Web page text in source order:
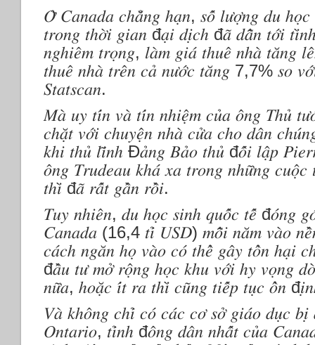
𝑂̛̉ 𝐶𝑎𝑛𝑎𝑑𝑎 𝑐ℎ𝑎̆̉𝑛𝑔 ℎ𝑎̣𝑛, 𝑠𝑜̂́ 𝑙𝑢̛𝑜̛̣𝑛𝑔 𝑑𝑢 ℎ𝑜̣𝑐
𝑡𝑟𝑜𝑛𝑔 𝑡ℎ𝑜̛̀𝑖 𝑔𝑖𝑎𝑛 đ𝑎̣𝑖 𝑑𝑖̣𝑐ℎ đ𝑎̃ 𝑑𝑎̂̃𝑛 𝑡𝑜̛́𝑖
𝑛𝑔ℎ𝑖𝑒̂𝑚 𝑡𝑟𝑜̣𝑛𝑔, 𝑙𝑎̀𝑚 𝑔𝑖𝑎́ 𝑡ℎ𝑢𝑒̂ 𝑛ℎ𝑎̀ 𝑡𝑎̆𝑛𝑔
𝑡ℎ𝑢𝑒̂ 𝑛ℎ𝑎̀ 𝑡𝑟𝑒̂𝑛 𝑐𝑎̉ 𝑛𝑢̛𝑜̛́𝑐 𝑡𝑎̆𝑛𝑔 7,7% 𝑠𝑜
𝑆𝑡𝑎𝑡𝑠𝑐𝑎𝑛.
𝑀𝑎̀ 𝑢𝑦 𝑡𝑖́𝑛 𝑣𝑎̀ 𝑡𝑖́𝑛 𝑛ℎ𝑖𝑒̣̂𝑚 𝑐𝑢̉𝑎 𝑜̂𝑛𝑔 𝑇ℎ𝑢̉
𝑐ℎ𝑎̣̆𝑡 𝑣𝑜̛́𝑖 𝑐ℎ𝑢𝑦𝑒̣̂𝑛 𝑛ℎ𝑎̀ 𝑐𝑢̛̉𝑎 𝑐ℎ𝑜 𝑑𝑎̂𝑛
𝑘ℎ𝑖 𝑡ℎ𝑢̉ 𝑙𝑖̃𝑛ℎ Đ𝑎̉𝑛𝑔 𝐵𝑎̉𝑜 𝑡ℎ𝑢̉ đ𝑜̂́𝑖 𝑙𝑎̣̂𝑝
𝑜̂𝑛𝑔 𝑇𝑟𝑢𝑑𝑒𝑎𝑢 𝑘ℎ𝑎́ 𝑥𝑎 𝑡𝑟𝑜𝑛𝑔 𝑛ℎ𝑢̛̃𝑛𝑔
𝑡ℎ𝑖̀ đ𝑎̃ 𝑟𝑎̂́𝑡 𝑔𝑎̂̀𝑛 𝑟𝑜̂̀𝑖.
𝑇𝑢𝑦 𝑛ℎ𝑖𝑒̂𝑛, 𝑑𝑢 ℎ𝑜̣𝑐 𝑠𝑖𝑛ℎ 𝑞𝑢𝑜̂́𝑐 𝑡𝑒̂́ đ𝑜́𝑛𝑔
𝐶𝑎𝑛𝑎𝑑𝑎 (16,4 𝑡𝑖̉ 𝑈𝑆𝐷) 𝑚𝑜̂̃𝑖 𝑛𝑎̆𝑚 𝑣𝑎̀𝑜
𝑐𝑎́𝑐ℎ 𝑛𝑔𝑎̆𝑛 ℎ𝑜̣ 𝑣𝑎̀𝑜 𝑐𝑜́ 𝑡ℎ𝑒̂̉ 𝑔𝑎̂𝑦 𝑡𝑜̂̉𝑛 ℎ𝑎̣𝑖
đ𝑎̂̀𝑢 𝑡𝑢̛ 𝑚𝑜̛̉ 𝑟𝑜̣̂𝑛𝑔 ℎ𝑜̣𝑐 𝑘ℎ𝑢 𝑣𝑜̛́𝑖 ℎ𝑦 𝑣𝑜̣𝑛𝑔
𝑛𝑢̛̃𝑎, ℎ𝑜𝑎̣̆𝑐 𝑖́𝑡 𝑟𝑎 𝑡ℎ𝑖̀ 𝑐𝑢̃𝑛𝑔 𝑡𝑖𝑒̂́𝑝 𝑡𝑢̣𝑐 𝑜̂̉𝑛
𝑉𝑎̀ 𝑘ℎ𝑜̂𝑛𝑔 𝑐ℎ𝑖̉ 𝑐𝑜́ 𝑐𝑎́𝑐 𝑐𝑜̛ 𝑠𝑜̛̉ 𝑔𝑖𝑎́𝑜 𝑑𝑢̣𝑐 𝑏𝑖̣
𝑂𝑛𝑡𝑎𝑟𝑖𝑜, 𝑡𝑖̉𝑛ℎ đ𝑜̂𝑛𝑔 𝑑𝑎̂𝑛 𝑛ℎ𝑎̂́𝑡 𝑐𝑢̉𝑎